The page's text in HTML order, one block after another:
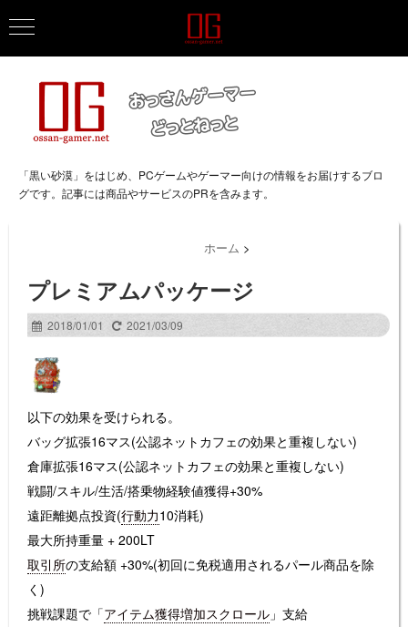
「黒い砂漠」をはじめ、PCゲームやゲーマー向けの情報をお届けするブロ
グです。記事には商品やサービスのPRを含みます。
ホーム >
プレミアムパッケージ
2018/01/01 2021/03/09
以下の効果を受けられる。
バッグ拡張16マス(公認ネットカフェの効果と重複しない)
倉庫拡張16マス(公認ネットカフェの効果と重複しない)
戦闘/スキル/生活/搭乗物経験値獲得+30%
遠距離拠点投資(行動力10消耗)
最大所持重量 + 200LT
取引所の支給額 +30%(初回に免税適用されるパール商品を除
く)
挑戦課題で「アイテム獲得増加スクロール 」支給